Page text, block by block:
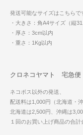
発送可能なサイズはこちらで
・大きさ：角A4サイズ（縦
・厚さ：3cm以内
・重さ：1Kg以内
クロネコヤマト 宅急便
ネコポス以外の発送、
配送料は1,000円（北海道・沖
北海道は2,500円、沖縄は
１回のお買い上げ商品の合